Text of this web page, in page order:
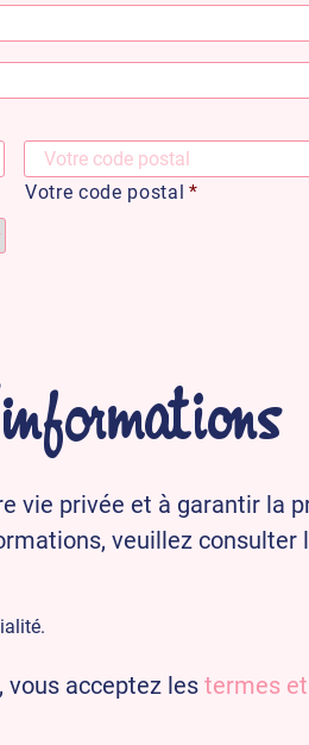
Votre code postal *
vie privée et à garantir la
veuillez consulter
acceptez les termes